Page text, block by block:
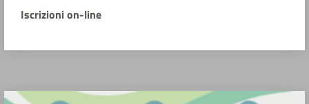
Iscrizioni on-line